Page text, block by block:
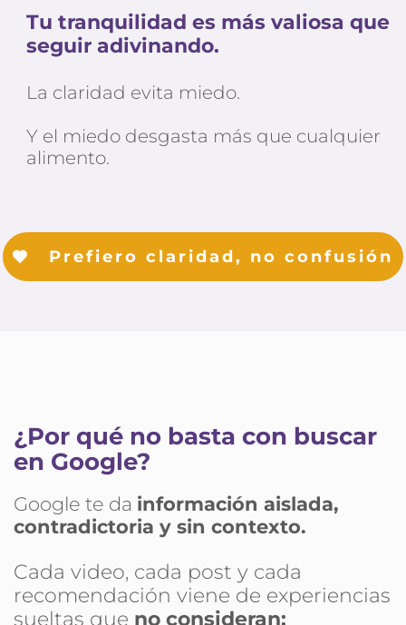
Tu tranquilidad es más valiosa que
seguir adivinando.
La claridad evita miedo.
Y el miedo desgasta más que cualquier
alimento.
Prefiero claridad, no confusión
¿Por qué no basta con buscar
en Google?
Google te da información aislada,
contradictoria y sin contexto.
Cada video, cada post y cada
recomendación viene de experiencias
sueltas que no consideran: